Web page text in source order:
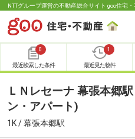
NTTグループ運営の不動産総合サイト goo住宅
0
最近検索した条件
1
最近見た物件
ＬＮレセーナ 幕張本郷
ン・アパート)
1K / 幕張本郷駅